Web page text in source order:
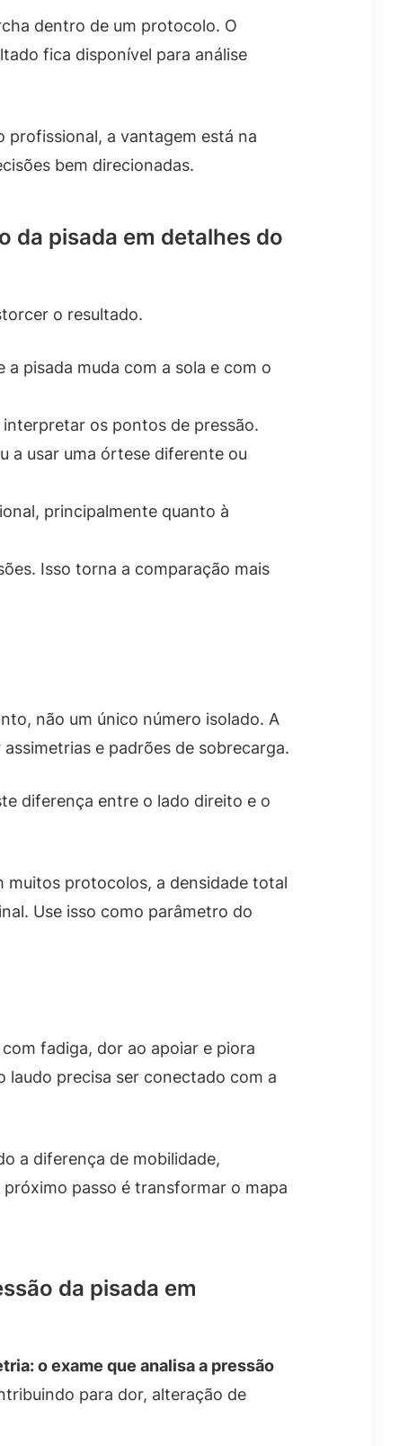
dentro de um protocolo. O
fica disponível para análise
profissional, a vantagem está na
bem direcionadas.
da pisada em detalhes do
o resultado.
pisada muda com a sola e com o
os pontos de pressão.
a usar uma órtese diferente ou
principalmente quanto à
Isso torna a comparação mais
não um único número isolado. A
e padrões de sobrecarga.
diferença entre o lado direito e o
muitos protocolos, a densidade total
Use isso como parâmetro do
fadiga, dor ao apoiar e piora
laudo precisa ser conectado com a
a diferença de mobilidade,
passo é transformar o mapa
da pisada em
o exame que analisa a pressão
para dor, alteração de